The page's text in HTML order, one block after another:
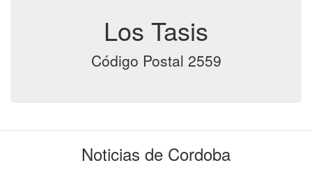
Los Tasis
Código Postal 2559
Noticias de Cordoba